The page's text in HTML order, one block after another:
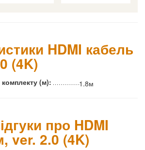
HDMI кабель
(4K)
(м): 1.8м
про HDMI
ver. 2.0 (4K)